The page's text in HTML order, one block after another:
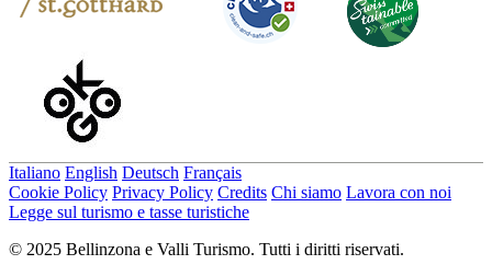
Italiano English Deutsch Français
Cookie Policy Privacy Policy Credits Chi siamo Lavora con noi
Legge sul turismo e tasse turistiche
© 2025 Bellinzona e Valli Turismo. Tutti i diritti riservati.